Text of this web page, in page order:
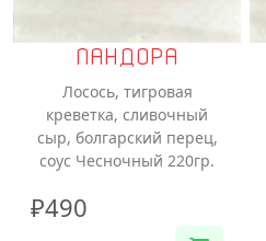
ПАНДОРА
Лосось, тигровая
креветка, сливочный
сыр, болгарский перец,
соус Чесночный 220гр.
₽490